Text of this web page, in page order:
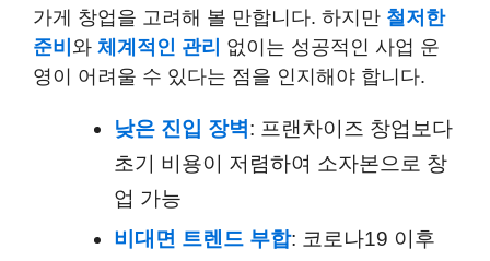
가게 창업을 고려해 볼 만합니다. 하지만 철저한
준비 와 체계적인 관리 없이는 성공적인 사업 운
영이 어려울 수 있다는 점을 인지해야 합니다.
낮은 진입 장벽 : 프랜차이즈 창업보다
초기 비용이 저렴하여 소자본으로 창
업 가능
비대면 트렌드 부합: 코로나19 이후